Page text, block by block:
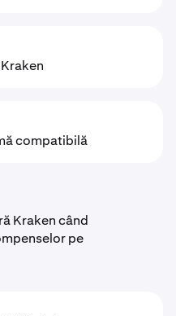
compatibilă
Kraken când
pe